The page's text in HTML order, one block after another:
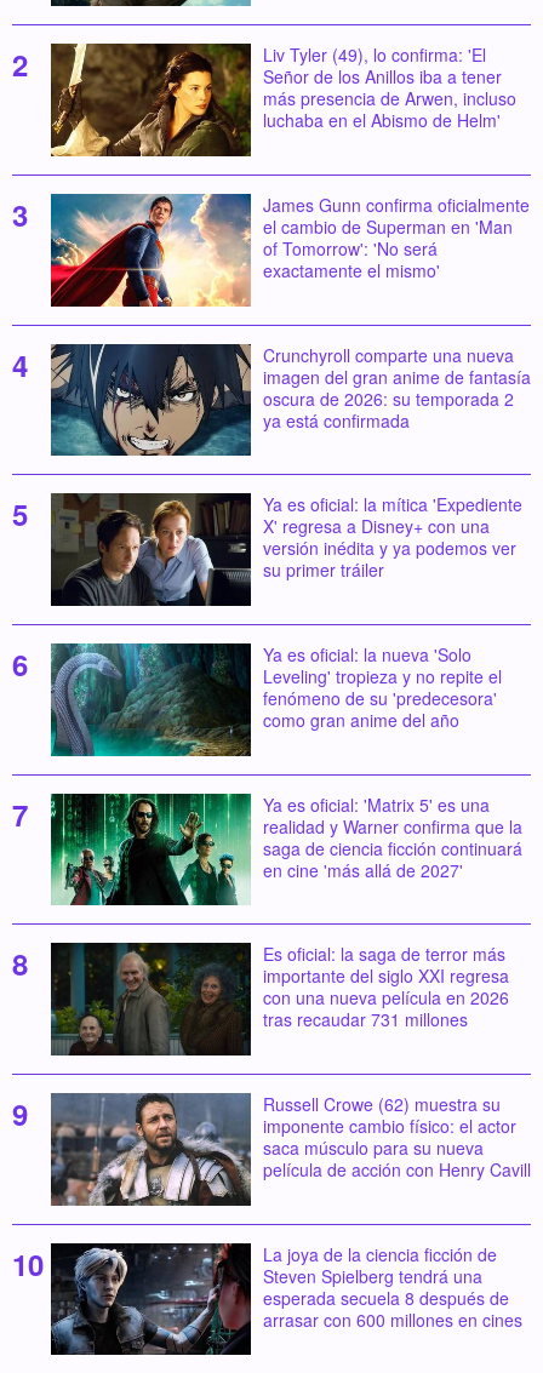
Liv Tyler (49), lo confirma: 'El
Señor de los Anillos iba a tener
más presencia de Arwen, incluso
luchaba en el Abismo de Helm'
James Gunn confirma oficialmente
el cambio de Superman en 'Man
of Tomorrow': 'No será
exactamente el mismo'
Crunchyroll comparte una nueva
imagen del gran anime de fantasía
oscura de 2026: su temporada 2
ya está confirmada
Ya es oficial: la mítica 'Expediente
X' regresa a Disney+ con una
versión inédita y ya podemos ver
su primer tráiler
Ya es oficial: la nueva 'Solo
Leveling' tropieza y no repite el
fenómeno de su 'predecesora'
como gran anime del año
Ya es oficial: 'Matrix 5' es una
realidad y Warner confirma que la
saga de ciencia ficción continuará
en cine 'más allá de 2027'
Es oficial: la saga de terror más
importante del siglo XXI regresa
con una nueva película en 2026
tras recaudar 731 millones
Russell Crowe (62) muestra su
imponente cambio físico: el actor
saca músculo para su nueva
película de acción con Henry Cavill
La joya de la ciencia ficción de
Steven Spielberg tendrá una
esperada secuela 8 después de
arrasar con 600 millones en cines